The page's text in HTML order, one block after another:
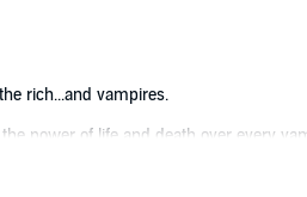
rich...and vampires.
power of life and death over every
and deadly daylight attack, a gang of